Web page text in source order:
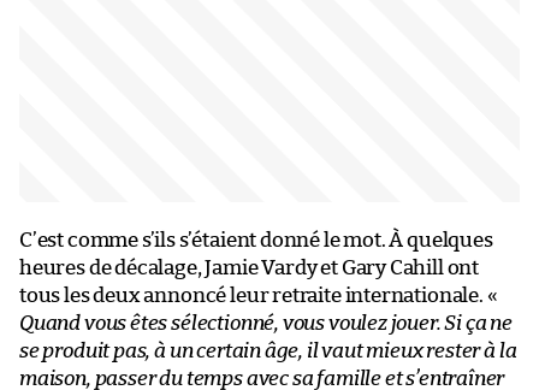
C’est comme s’ils s’étaient donné le mot. À quelques
heures de décalage, Jamie Vardy et Gary Cahill ont
tous les deux annoncé leur retraite internationale. «
Quand vous êtes sélectionné, vous voulez jouer. Si ça ne
se produit pas, à un certain âge, il vaut mieux rester à la
maison, passer du temps avec sa famille et s’entraîner